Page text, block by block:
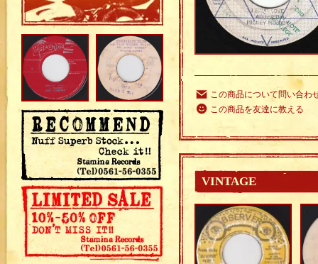
この商品について問い合わ
この商品を友達に教える
VINTAGE